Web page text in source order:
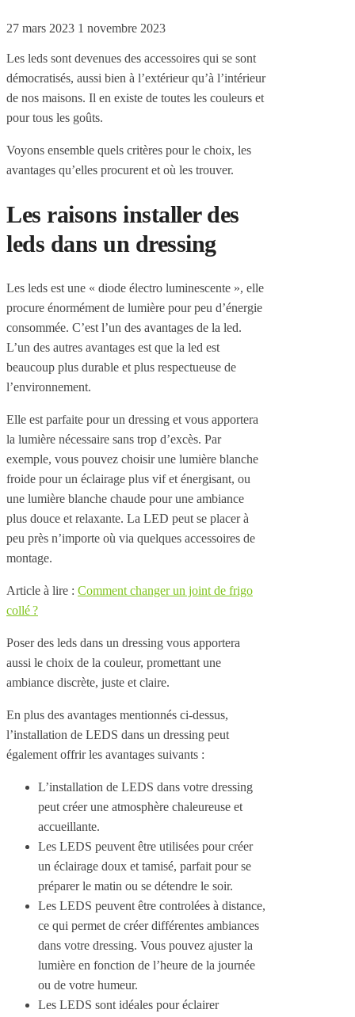
27 mars 2023 1 novembre 2023
Les leds sont devenues des accessoires qui se sont
démocratisés, aussi bien à l’extérieur qu’à l’intérieur
de nos maisons. Il en existe de toutes les couleurs et
pour tous les goûts.
Voyons ensemble quels critères pour le choix, les
avantages qu’elles procurent et où les trouver.
Les raisons installer des
leds dans un dressing
Les leds est une « diode électro luminescente », elle
procure énormément de lumière pour peu d’énergie
consommée. C’est l’un des avantages de la led.
L’un des autres avantages est que la led est
beaucoup plus durable et plus respectueuse de
l’environnement.
Elle est parfaite pour un dressing et vous apportera
la lumière nécessaire sans trop d’excès. Par
exemple, vous pouvez choisir une lumière blanche
froide pour un éclairage plus vif et énergisant, ou
une lumière blanche chaude pour une ambiance
plus douce et relaxante. La LED peut se placer à
peu près n’importe où via quelques accessoires de
montage.
Article à lire : Comment changer un joint de frigo
collé ?
Poser des leds dans un dressing vous apportera
aussi le choix de la couleur, promettant une
ambiance discrète, juste et claire.
En plus des avantages mentionnés ci-dessus,
l’installation de LEDS dans un dressing peut
également offrir les avantages suivants :
L’installation de LEDS dans votre dressing
peut créer une atmosphère chaleureuse et
accueillante.
Les LEDS peuvent être utilisées pour créer
un éclairage doux et tamisé, parfait pour se
préparer le matin ou se détendre le soir.
Les LEDS peuvent être controlées à distance,
ce qui permet de créer différentes ambiances
dans votre dressing. Vous pouvez ajuster la
lumière en fonction de l’heure de la journée
ou de votre humeur.
Les LEDS sont idéales pour éclairer